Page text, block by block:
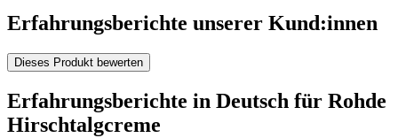
Erfahrungsberichte unserer Kund:innen
Dieses Produkt bewerten
Erfahrungsberichte in Deutsch für Rohde
Hirschtalgcreme